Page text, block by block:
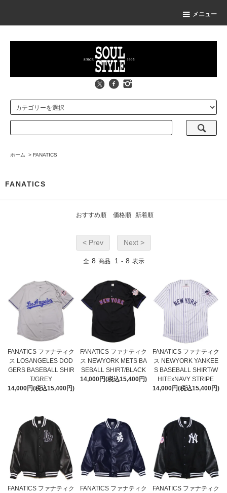
メニュー
ホーム > FANATICS
FANATICS
おすすめ順 価格順 新着順
< Prev Next >
全 8 商品 1 - 8 表示
FANATICS ファナティク
ス LOSANGELES DOD
GERS BASEBALL SHIR
T/GREY
14,000円(税込15,400円)
FANATICS ファナティク
ス NEWYORK METS BA
SEBALL SHIRT/BLACK
14,000円(税込15,400円)
FANATICS ファナティク
ス NEWYORK YANKEE
S BASEBALL SHIRT/W
HITExNAVY STRIPE
14,000円(税込15,400円)
FANATICS ファナティク
FANATICS ファナティク
FANATICS ファナティク